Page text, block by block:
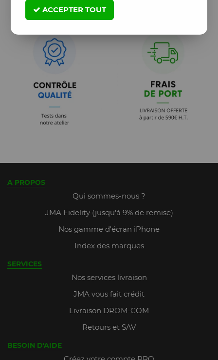
A PROPOS
Qui sommes-nous ?
JMA Fidelity (jusqu'à 9% de remise)
Nos gamme d'écran iPhone
Index des marques
SERVICES
Nos services livraison
JMA vous fait crédit
Livraison DROM-COM
Retours et SAV
BESOIN D'AIDE
ACCEPTER TOUT